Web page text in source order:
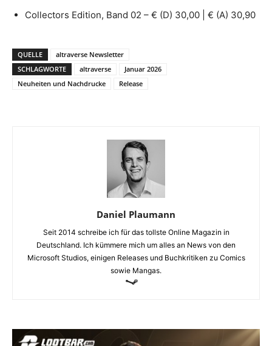
Collectors Edition, Band 02 – € (D) 30,00 | € (A) 30,90
QUELLE
altraverse Newsletter
SCHLAGWORTE
altraverse
Januar 2026
Neuheiten und Nachdrucke
Release
Daniel Plaumann
Seit 2014 schreibe ich für das tollste Online Magazin in
Deutschland. Ich kümmere mich um alles an News von den
Microsoft Studios, einigen Releases und Buchkritiken zu Comics
sowie Mangas.